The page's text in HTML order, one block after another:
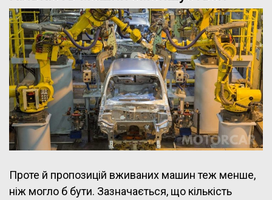
Проте й пропозицій вживаних машин теж менше,
ніж могло б бути. Зазначається, що кількість